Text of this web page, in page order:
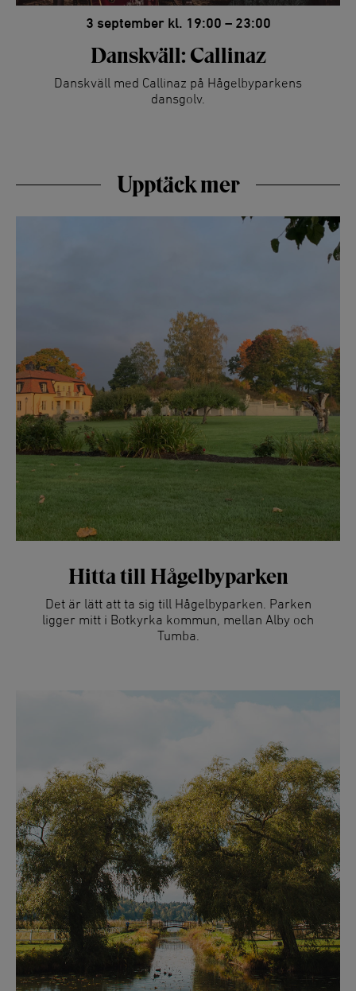
3 september kl. 19:00 – 23:00
Danskväll: Callinaz
Danskväll med Callinaz på Hågelbyparkens
dansgolv.
Upptäck mer
Hitta till Hågelbyparken
Det är lätt att ta sig till Hågelbyparken. Parken
ligger mitt i Botkyrka kommun, mellan Alby och
Tumba.